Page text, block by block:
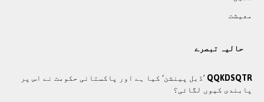
معيشت
حالیہ تبصرے
QQKDSQTR ’ڈبل پینشن‘ کیا ہے اور پاکستانی حکومت نے اس پر
پابندی کیوں لگائی؟